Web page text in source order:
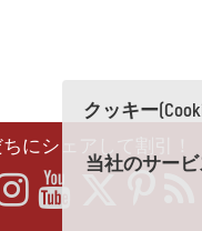
クッキー
当社のサー
にシェアして割引！